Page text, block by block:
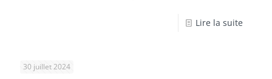
Lire la suite
30 juillet 2024